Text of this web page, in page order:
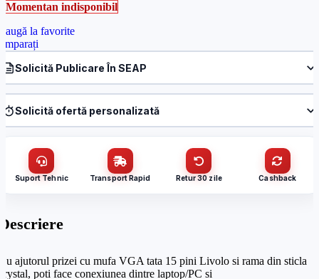
Momentan indisponibil
la favorite
Solicită Publicare În SEAP
Denumire firmă / instituție
CUI
Email*
Solicită ofertă personalizată
Nume / firmă
Cantitate (bucăți)
Email*
Suport Tehnic Transport Rapid Retur 30 zile Cashback
ajutorul prizei cu mufa VGA tata 15 pini Livolo si rama din sticla
poti face conexiunea dintre laptop/PC si